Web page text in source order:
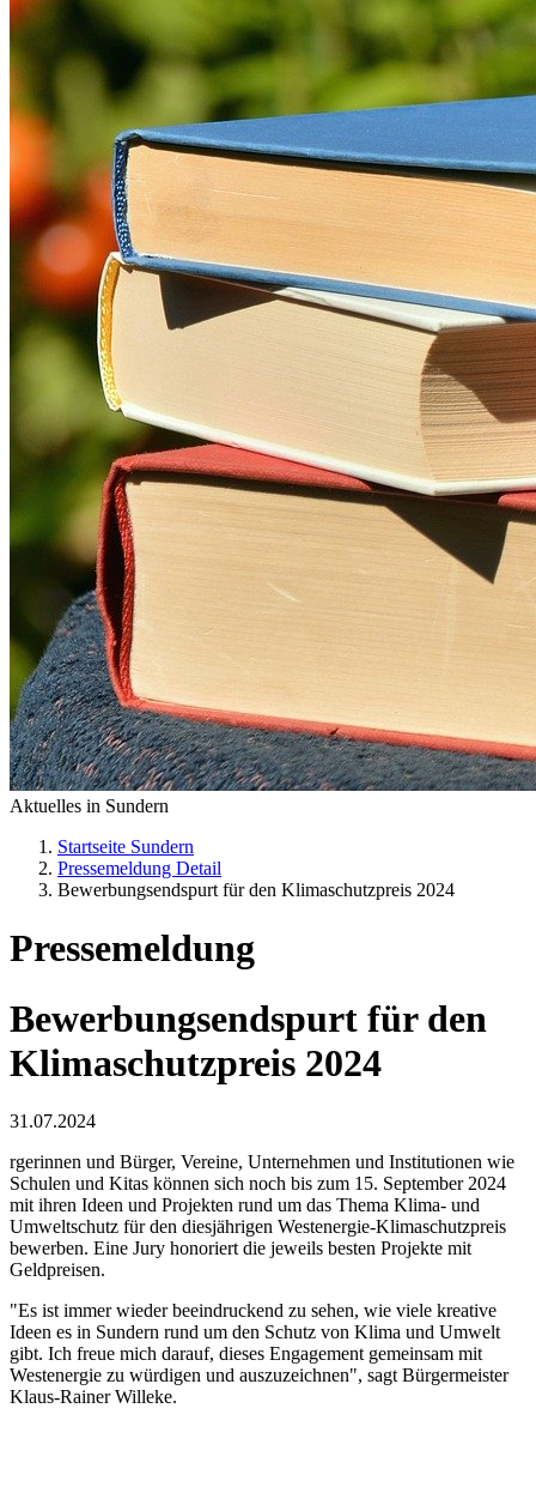
Aktuelles in Sundern
Startseite Sundern
Pressemeldung Detail
Bewerbungsendspurt für den Klimaschutzpreis 2024
Pressemeldung
Bewerbungsendspurt für den
Klimaschutzpreis 2024
31.07.2024
rgerinnen und Bürger, Vereine, Unternehmen und Institutionen wie
Schulen und Kitas können sich noch bis zum 15. September 2024
mit ihren Ideen und Projekten rund um das Thema Klima- und
Umweltschutz für den diesjährigen Westenergie-Klimaschutzpreis
bewerben. Eine Jury honoriert die jeweils besten Projekte mit
Geldpreisen.
"Es ist immer wieder beeindruckend zu sehen, wie viele kreative
Ideen es in Sundern rund um den Schutz von Klima und Umwelt
gibt. Ich freue mich darauf, dieses Engagement gemeinsam mit
Westenergie zu würdigen und auszuzeichnen", sagt Bürgermeister
Klaus-Rainer Willeke.